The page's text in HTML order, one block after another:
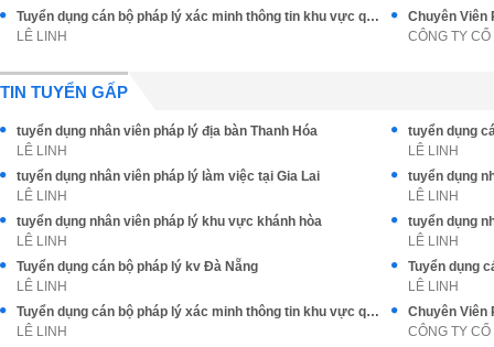
Tuyển dụng cán bộ pháp lý xác minh thông tin khu vực quảng nam
LÊ LINH
Chuyên Viên
CÔNG TY
TIN TUYỂN GẤP
tuyển dụng nhân viên pháp lý địa bàn Thanh Hóa
LÊ LINH
tuyển dụng
LÊ LINH
tuyển dụng nhân viên pháp lý làm việc tại Gia Lai
LÊ LINH
tuyển dụng
LÊ LINH
tuyển dụng nhân viên pháp lý khu vực khánh hòa
LÊ LINH
tuyển dụng
LÊ LINH
Tuyển dụng cán bộ pháp lý kv Đà Nẵng
LÊ LINH
Tuyển dụng
LÊ LINH
Tuyển dụng cán bộ pháp lý xác minh thông tin khu vực quảng nam
LÊ LINH
Chuyên Viên
CÔNG TY